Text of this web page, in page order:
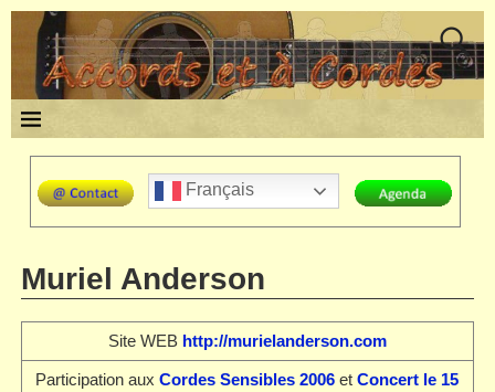
Français
Muriel Anderson
Site WEB http://murielanderson.com
Participation auxCordes Sensibles 2006 etConcert le 15